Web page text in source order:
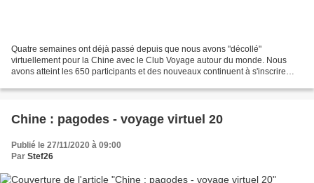
Quatre semaines ont déjà passé depuis que nous avons "décollé"
virtuellement pour la Chine avec le Club Voyage autour du monde. Nous
avons atteint les 650 participants et des nouveaux continuent à s'inscrire
Chine : pagodes - voyage virtuel 20
Publié le 27/11/2020 à 09:00
Par Stef26